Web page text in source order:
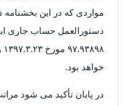
مواردی که در این
دستورالعمل حساب جاری
خواهد بود.
در پایان تأکید می شود